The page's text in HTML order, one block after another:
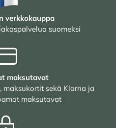
verkkokauppa
suomeksi
maksutavat
maksukortit sekä Klarna ja
maksutavat